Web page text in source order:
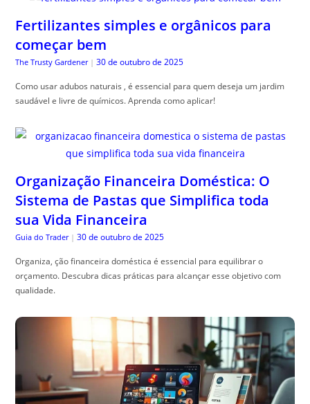
Fertilizantes simples e orgânicos para
começar bem
The Trusty Gardener | 30 de outubro de 2025
Como usar adubos naturais , é essencial para quem deseja um jardim
saudável e livre de químicos. Aprenda como aplicar!
Organização Financeira Doméstica: O
Sistema de Pastas que Simplifica toda
sua Vida Financeira
Guia do Trader | 30 de outubro de 2025
Organiza, ção financeira doméstica é essencial para equilibrar o
orçamento. Descubra dicas práticas para alcançar esse objetivo com
qualidade.